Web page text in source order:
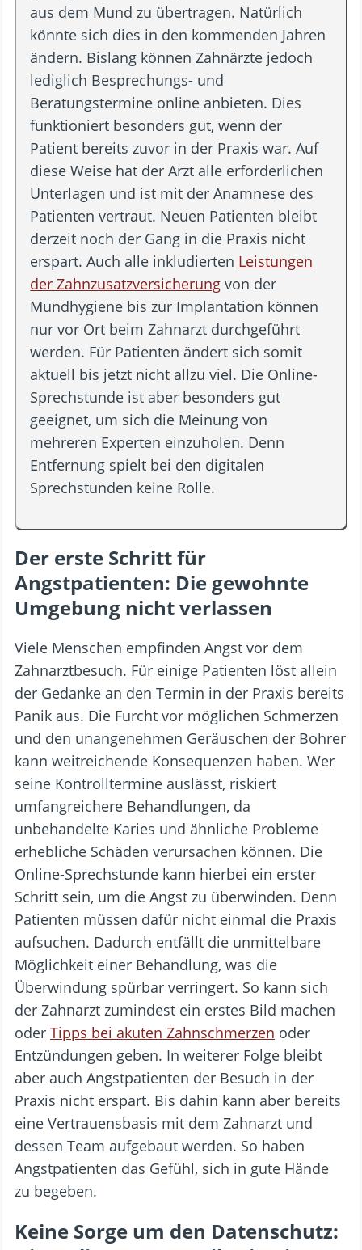
aus dem Mund zu übertragen. Natürlich
könnte sich dies in den kommenden Jahren
ändern. Bislang können Zahnärzte jedoch
lediglich Besprechungs- und
Beratungstermine online anbieten. Dies
funktioniert besonders gut, wenn der
Patient bereits zuvor in der Praxis war. Auf
diese Weise hat der Arzt alle erforderlichen
Unterlagen und ist mit der Anamnese des
Patienten vertraut. Neuen Patienten bleibt
derzeit noch der Gang in die Praxis nicht
erspart. Auch alle inkludierten Leistungen
der Zahnzusatzversicherung von der
Mundhygiene bis zur Implantation können
nur vor Ort beim Zahnarzt durchgeführt
werden. Für Patienten ändert sich somit
aktuell bis jetzt nicht allzu viel. Die Online-
Sprechstunde ist aber besonders gut
geeignet, um sich die Meinung von
mehreren Experten einzuholen. Denn
Entfernung spielt bei den digitalen
Sprechstunden keine Rolle.
Der erste Schritt für
Angstpatienten: Die gewohnte
Umgebung nicht verlassen
Viele Menschen empfinden Angst vor dem
Zahnarztbesuch. Für einige Patienten löst allein
der Gedanke an den Termin in der Praxis bereits
Panik aus. Die Furcht vor möglichen Schmerzen
und den unangenehmen Geräuschen der Bohrer
kann weitreichende Konsequenzen haben. Wer
seine Kontrolltermine auslässt, riskiert
umfangreichere Behandlungen, da
unbehandelte Karies und ähnliche Probleme
erhebliche Schäden verursachen können. Die
Online-Sprechstunde kann hierbei ein erster
Schritt sein, um die Angst zu überwinden. Denn
Patienten müssen dafür nicht einmal die Praxis
aufsuchen. Dadurch entfällt die unmittelbare
Möglichkeit einer Behandlung, was die
Überwindung spürbar verringert. So kann sich
der Zahnarzt zumindest ein erstes Bild machen
oder Tipps bei akuten Zahnschmerzen oder
Entzündungen geben. In weiterer Folge bleibt
aber auch Angstpatienten der Besuch in der
Praxis nicht erspart. Bis dahin kann aber bereits
eine Vertrauensbasis mit dem Zahnarzt und
dessen Team aufgebaut werden. So haben
Angstpatienten das Gefühl, sich in gute Hände
zu begeben.
Keine Sorge um den Datenschutz: